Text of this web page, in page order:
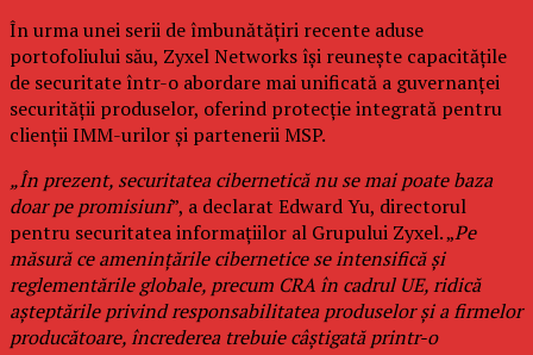
În urma unei serii de îmbunătățiri recente aduse
portofoliului său, Zyxel Networks își reunește capacitățile
de securitate într-o abordare mai unificată a guvernanței
securității produselor, oferind protecție integrată pentru
clienții IMM-urilor și partenerii MSP.
„În prezent, securitatea cibernetică nu se mai poate baza
doar pe promisiuni”, a declarat Edward Yu, directorul
pentru securitatea informațiilor al Grupului Zyxel. „Pe
măsură ce amenințările cibernetice se intensifică și
reglementările globale, precum CRA în cadrul UE, ridică
așteptările privind responsabilitatea produselor și a firmelor
producătoare, încrederea trebuie câștigată printr-o